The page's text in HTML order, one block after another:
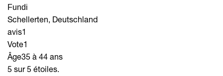
Fundi
Schellerten, Deutschland
avis1
Vote1
Âge35 à 44 ans
5 sur 5 étoiles.